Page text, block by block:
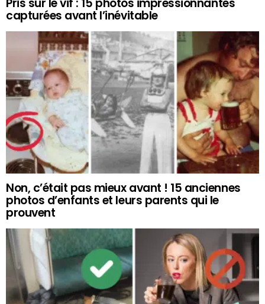
capturées avant l’inévitable
Non, c’était pas mieux avant ! 15 anciennes
photos d’enfants et leurs parents qui le
prouvent